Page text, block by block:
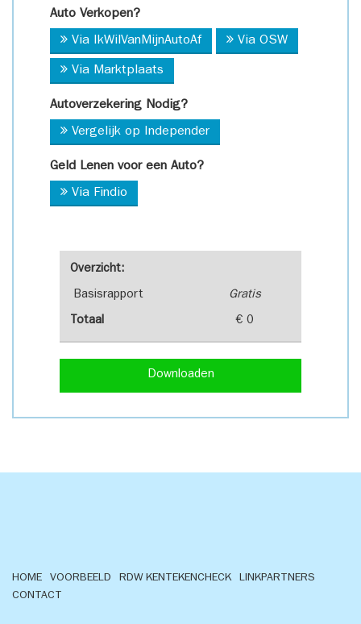
Overzicht:
Basisrapport Gratis
Totaal € 0
Downloaden
Auto Verkopen?
Via IkWilVanMijnAutoAf Via OSW
Via Marktplaats
Autoverzekering Nodig?
Vergelijk op Independer
Geld Lenen voor een Auto?
Via Findio
HOME VOORBEELD RDW KENTEKENCHECK
LINKPARTNERS
CONTACT